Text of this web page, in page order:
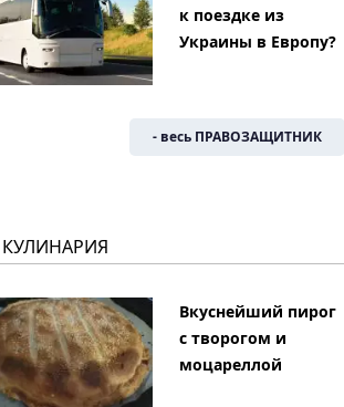
к поездке из
Украины в Европу?
- весь ПРАВОЗАЩИТНИК
КУЛИНАРИЯ
Вкуснейший пирог
с творогом и
моцареллой